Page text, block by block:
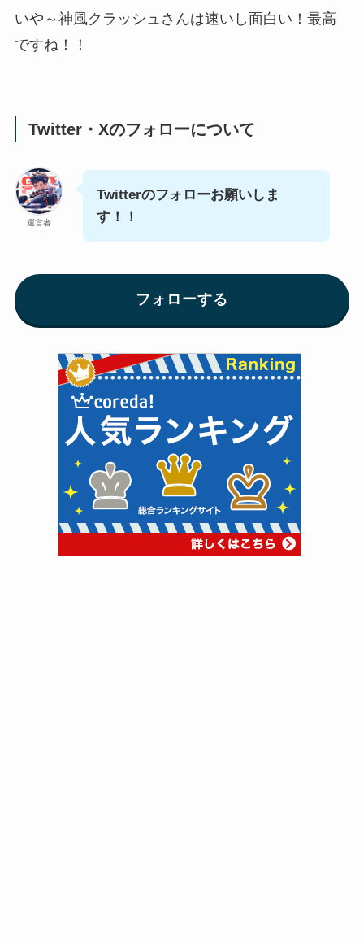
いや～神風クラッシュさんは速いし面白い！最高
ですね！！
Twitter・Xのフォローについて
運営者
Twitterのフォローお願いしま
す！！
フォローする